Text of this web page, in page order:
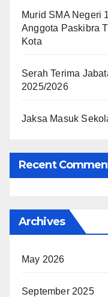
Murid SMA Negeri
Anggota Paskibra
Kota
Serah Terima
2025/2026
Jaksa Masuk
Recent
Archives
May 2026
September 2025